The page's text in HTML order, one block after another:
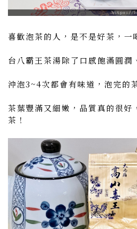
喜歡泡茶的人，是不是好茶，一
台八霸王茶湯除了口感飽滿圓潤
沖泡3~4次都會有味道，泡完的
茶葉豐滿又細嫩，品質真的很好
茶！